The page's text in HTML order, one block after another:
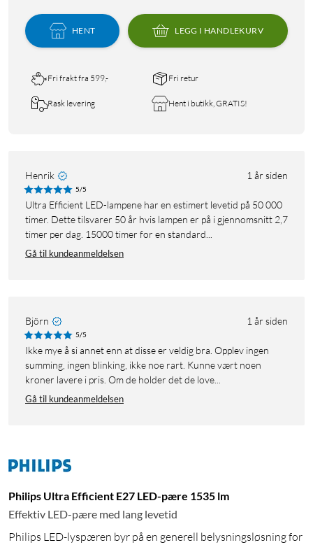
HENT LEGG I HANDLEKURV
Fri frakt fra 599,- Fri retur
Rask levering Hent i butikk, GRATIS!
Henrik 1 år siden
5/5
Ultra Efficient LED-lampene har en estimert levetid på 50 000
timer. Dette tilsvarer 50 år hvis lampen er på i gjennomsnitt 2,7
timer per dag. 15000 timer for en standard...
Gå til kundeanmeldelsen
Björn 1 år siden
5/5
Ikke mye å si annet enn at disse er veldig bra. Opplev ingen
summing, ingen blinking, ikke noe rart. Kunne vært noen
kroner lavere i pris. Om de holder det de love...
Gå til kundeanmeldelsen
Philips Ultra Efficient E27 LED-pære 1535 lm
Effektiv LED-pære med lang levetid
Philips LED-lyspæren byr på en generell belysningsløsning for